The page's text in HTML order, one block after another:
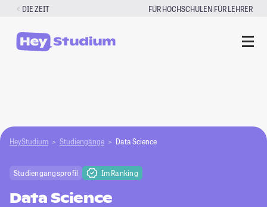
Zum
springen
DIE ZEIT FÜR HOCHSCHULEN|FÜR LEHRER
HeyStudium Studiengänge Data Science
Studiengangsprofil Im Ranking
Data Science